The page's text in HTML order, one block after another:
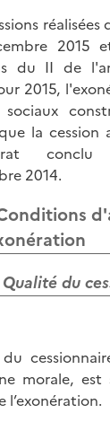
réalisées
2015
du II de
2015,
sociaux
la cession
2014.
Qualité du
morale, est
l’exonération.